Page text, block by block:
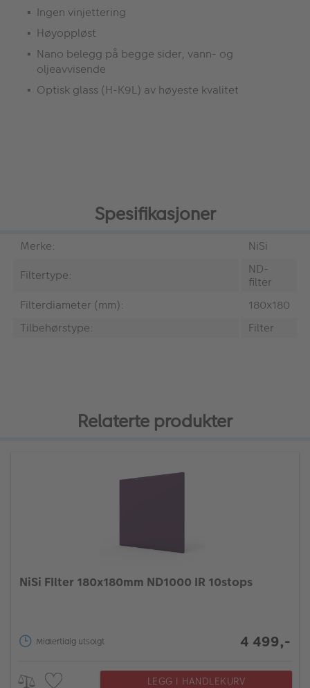
Ingen vinjettering
Høyoppløst
Nano belegg på begge sider, vann- og
oljeavvisende
Optisk glass (H-K9L) av høyeste kvalitet
Spesifikasjoner
Merke:
NiSi
Filtertype:
ND-
filter
Filterdiameter (mm):
180x180
Tilbehørstype:
Filter
Relaterte produkter
NiSi FIlter 180x180mm ND1000 IR 10stops
Midlertidig utsolgt 4 499,-
LEGG I HANDLEKURV